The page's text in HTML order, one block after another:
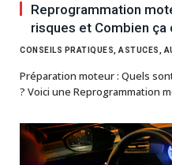
Reprogrammation
risques et Combien ça
CONSEILS PRATIQUES, ASTUCES,
Préparation moteur : Quels
? Voici une Reprogrammation